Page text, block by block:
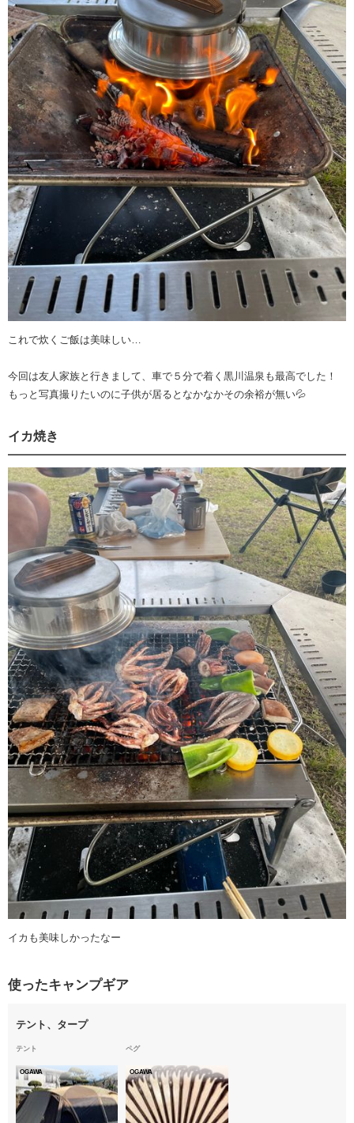
これで炊くご飯は美味しい…
今回は友人家族と行きまして、車で５分で着く黒川温泉も最高でした！
もっと写真撮りたいのに子供が居るとなかなかその余裕が無い💦
イカ焼き
イカも美味しかったなー
使ったキャンプギア
テント、タープ
テント
OGAWA
ペグ
OGAWA